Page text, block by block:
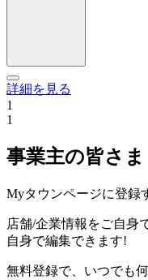
詳細を見る
1
1
事業主の皆さま
Myタウンページに登録
店舗/企業情報をご自身
自身で編集できます!
無料登録で、いつでも